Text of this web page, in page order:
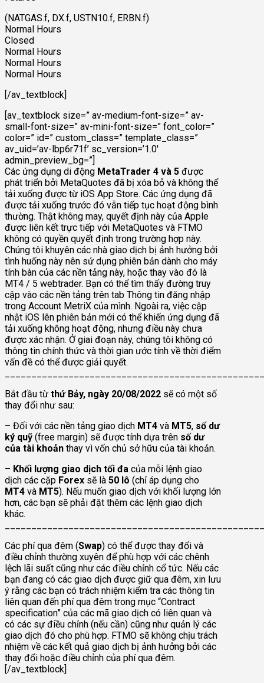
(NATGAS.f, DX.f, USTN10.f, ERBN.f)
Normal Hours
Closed
Normal Hours
Normal Hours
Normal Hours
[/av_textblock]
[av_textblock size=” av-medium-font-size=” av-
small-font-size=” av-mini-font-size=” font_color=”
color=” id=” custom_class=” template_class=”
av_uid=’av-lbp6r71f’ sc_version=’1.0′
admin_preview_bg=”]
Các ứng dụng di động MetaTrader 4 và 5 được
phát triển bởi MetaQuotes đã bị xóa bỏ và không thể
tải xuống được từ iOS App Store. Các ứng dụng đã
được tải xuống trước đó vẫn tiếp tục hoạt động bình
thường. Thật không may, quyết định này của Apple
được liên kết trực tiếp với MetaQuotes và FTMO
không có quyền quyết định trong trường hợp này.
Chúng tôi khuyên các nhà giao dịch bị ảnh hưởng bởi
tình huống này nên sử dụng phiên bản dành cho máy
tính bàn của các nền tảng này, hoặc thay vào đó là
MT4 / 5 webtrader. Bạn có thể tìm thấy đường truy
cập vào các nền tảng trên tab Thông tin đăng nhập
trong Account MetriX của mình. Ngoài ra, việc cập
nhật iOS lên phiên bản mới có thể khiến ứng dụng đã
tải xuống không hoạt động, nhưng điều này chưa
được xác nhận. Ở giai đoạn này, chúng tôi không có
thông tin chính thức và thời gian ước tính về thời điểm
vấn đề có thể được giải quyết.
Bắt đầu từ thứ Bảy, ngày 20/08/2022 sẽ có một số
thay đổi như sau:
– Đối với các nền tảng giao dịch MT4 và MT5, số dư
ký quỹ (free margin) sẽ được tính dựa trên số dư
của tài khoản thay vì vốn chủ sở hữu của tài khoản.
– Khối lượng giao dịch tối đa của mỗi lệnh giao
dịch các cặp Forex sẽ là 50 lô (chỉ áp dụng cho
MT4 và MT5). Nếu muốn giao dịch với khối lượng lớn
hơn, các bạn sẽ phải đặt thêm các lệnh giao dịch
khác.
Các phí qua đêm (Swap) có thể được thay đổi và
điều chỉnh thường xuyên để phù hợp với các chênh
lệch lãi suất cũng như các điều chỉnh cổ tức. Nếu các
bạn đang có các giao dịch được giữ qua đêm, xin lưu
ý rằng các bạn có trách nhiệm kiểm tra các thông tin
liên quan đến phí qua đêm trong mục “Contract
specification” của các mã giao dịch có liên quan và
có các sự điều chỉnh (nếu cần) cũng như quản lý các
giao dịch đó cho phù hợp. FTMO sẽ không chịu trách
nhiệm về các kết quả giao dịch bị ảnh hưởng bởi các
thay đổi hoặc điều chỉnh của phí qua đêm.
[/av_textblock]